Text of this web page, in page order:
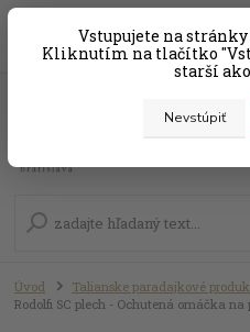
Vstupujete na
Kliknutím na tlačítko
starší
Nevstúpiť
+421 (0) 31 56 25 377-8
Úvod Talianske paradajkové
Rodolfi SC plech - Ochutená omáčka na